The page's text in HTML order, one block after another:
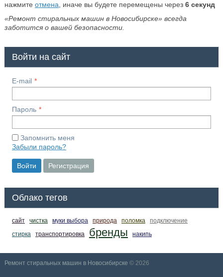
нажмите отмена , иначе вы будете перемещены через 6секунд
«Ремонт стиральных машин в Новосибирске» всегда
заботится о вашей безопасности.
Войти на сайт
E-mail
Пароль
Запомнить меня
Забыли пароль?
Войти Регистрация
Облако тегов
сайт чистка муки выбора природа поломка
подключение
стирка
транспортировка бренды накипь
Ремонт стиральных машин в Новосибирске © 2026